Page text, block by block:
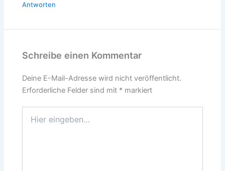
Antworten
Schreibe einen Kommentar
Deine E-Mail-Adresse wird nicht veröffentlicht.
Erforderliche Felder sind mit * markiert
eingeben…